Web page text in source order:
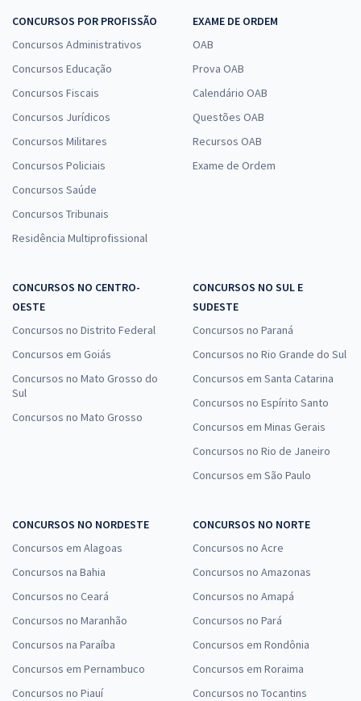
CONCURSOS POR PROFISSÃO
Concursos Administrativos
Concursos Educação
Concursos Fiscais
Concursos Jurídicos
Concursos Militares
Concursos Policiais
Concursos Saúde
Concursos Tribunais
Residência Multiprofissional
EXAME DE ORDEM
OAB
Prova OAB
Calendário OAB
Questões OAB
Recursos OAB
Exame de Ordem
CONCURSOS NO CENTRO-
OESTE
Concursos no Distrito Federal
Concursos em Goiás
Concursos no Mato Grosso do
Sul
Concursos no Mato Grosso
CONCURSOS NO SUL E
SUDESTE
Concursos no Paraná
Concursos no Rio Grande do Sul
Concursos em Santa Catarina
Concursos no Espírito Santo
Concursos em Minas Gerais
Concursos no Rio de Janeiro
Concursos em São Paulo
CONCURSOS NO NORDESTE
Concursos em Alagoas
Concursos na Bahia
Concursos no Ceará
Concursos no Maranhão
Concursos na Paraíba
Concursos em Pernambuco
Concursos no Piauí
CONCURSOS NO NORTE
Concursos no Acre
Concursos no Amazonas
Concursos no Amapá
Concursos no Pará
Concursos em Rondônia
Concursos em Roraima
Concursos no Tocantins